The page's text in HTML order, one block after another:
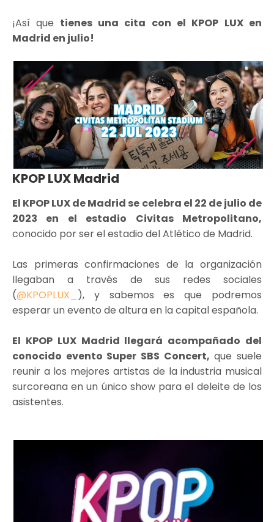
¡Así que tienes una cita con el KPOP LUX en
Madrid en julio!
KPOP LUX Madrid
El KPOP LUX de Madrid se celebra el 22 de julio de
2023 en el estadio Civitas Metropolitano,
conocido por ser el estadio del Atlético de Madrid.
Las primeras confirmaciones de la organización
llegaban a través de sus redes sociales
(@KPOPLUX_ ), y sabemos es que podremos
esperar un evento de altura en la capital española.
El KPOP LUX Madrid llegará acompañado del
conocido evento Super SBS Concert, que suele
reunir a los mejores artistas de la industria musical
surcoreana en un único show para el deleite de los
asistentes.